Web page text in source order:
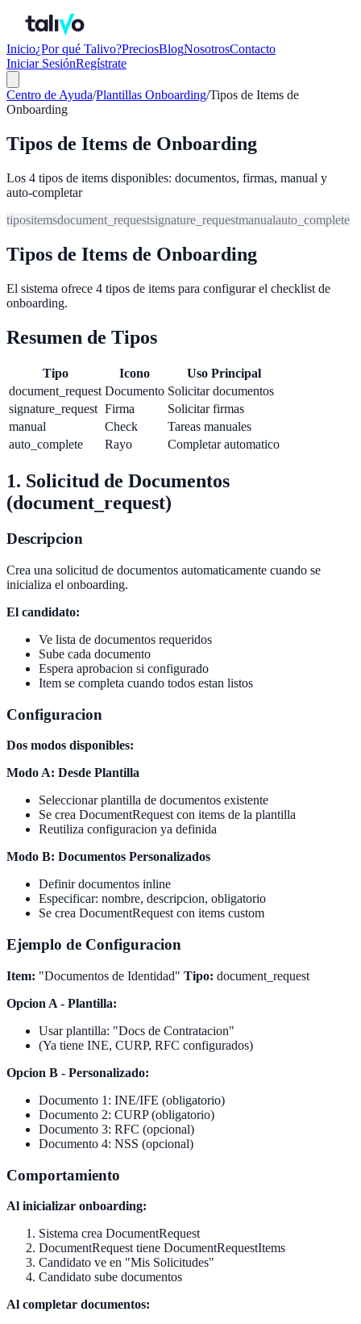
Inicio¿Por qué Talivo?PreciosBlogNosotrosContacto
Iniciar SesiónRegístrate
Centro de Ayuda/Plantillas Onboarding/Tipos de Items de
Onboarding
Tipos de Items de Onboarding
Los 4 tipos de items disponibles: documentos, firmas, manual y
auto-completar
tipositemsdocument_requestsignature_requestmanualauto_complete
Tipos de Items de Onboarding
El sistema ofrece 4 tipos de items para configurar el checklist de
onboarding.
Resumen de Tipos
Tipo Icono
Uso Principal
document_request Documento Solicitar documentos
signature_request Firma
Solicitar firmas
manual
Check
Tareas manuales
auto_complete
Rayo Completar automatico
1. Solicitud de Documentos
(document_request)
Descripcion
Crea una solicitud de documentos automaticamente cuando se
inicializa el onboarding.
El candidato:
Ve lista de documentos requeridos
Sube cada documento
Espera aprobacion si configurado
Item se completa cuando todos estan listos
Configuracion
Dos modos disponibles:
Modo A: Desde Plantilla
Seleccionar plantilla de documentos existente
Se crea DocumentRequest con items de la plantilla
Reutiliza configuracion ya definida
Modo B: Documentos Personalizados
Definir documentos inline
Especificar: nombre, descripcion, obligatorio
Se crea DocumentRequest con items custom
Ejemplo de Configuracion
Item: "Documentos de Identidad" Tipo: document_request
Opcion A - Plantilla:
Usar plantilla: "Docs de Contratacion"
(Ya tiene INE, CURP, RFC configurados)
Opcion B - Personalizado:
Documento 1: INE/IFE (obligatorio)
Documento 2: CURP (obligatorio)
Documento 3: RFC (opcional)
Documento 4: NSS (opcional)
Comportamiento
Al inicializar onboarding:
Sistema crea DocumentRequest
DocumentRequest tiene DocumentRequestItems
Candidato ve en "Mis Solicitudes"
Candidato sube documentos
Al completar documentos: